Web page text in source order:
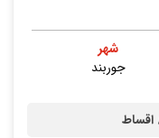
شهر
جوربند
اقساط